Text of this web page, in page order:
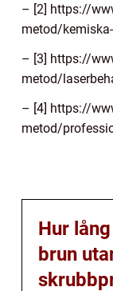
– [2] https://
metod/
– [3] https://
metod/
– [4] https://
metod/
Hur
brun